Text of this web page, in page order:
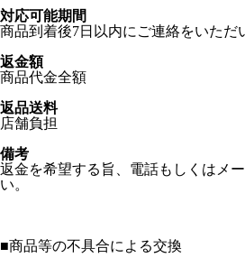
対応可能期間
商品到着後7日以内にご連絡をいただ
返金額
商品代金全額
返品送料
店舗負担
備考
返金を希望する旨、電話もしくはメ
い。
■商品等の不具合による交換